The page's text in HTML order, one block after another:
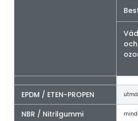
och
EPDM / ETEN-PROPEN
NBR / Nitrilgummi